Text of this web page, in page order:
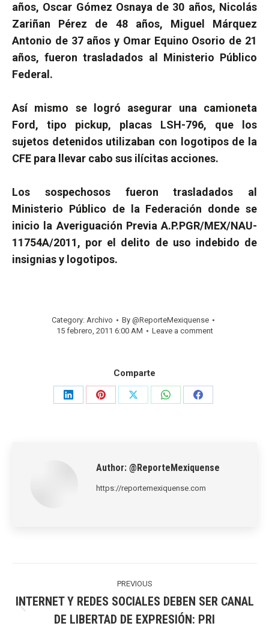
años, Oscar Gómez Osnaya de 30 años, Nicolás
Zariñan Pérez de 48 años, Miguel Márquez
Antonio de 37 años y Omar Equino Osorio de 21
años, fueron trasladados al Ministerio Público
Federal.
Así mismo se logró asegurar una camioneta
Ford, tipo pickup, placas LSH-796, que los
sujetos detenidos utilizaban con logotipos de la
CFE para llevar cabo sus ilícitas acciones.
Los sospechosos fueron trasladados al
Ministerio Público de la Federación donde se
inicio la Averiguación Previa A.P.PGR/MEX/NAU-
11754A/2011, por el delito de uso indebido de
insignias y logotipos.
Category: Archivo By @ReporteMexiquense
15 febrero, 2011 6:00 AM
Leave a comment
Comparte
Share
Share
Share
Share
Share
Author: @ReporteMexiquense
https://reportemexiquense.com
PREVIOUS
post:
INTERNET Y REDES SOCIALES DEBEN SER CANAL
DE LIBERTAD DE EXPRESIÓN: PRI